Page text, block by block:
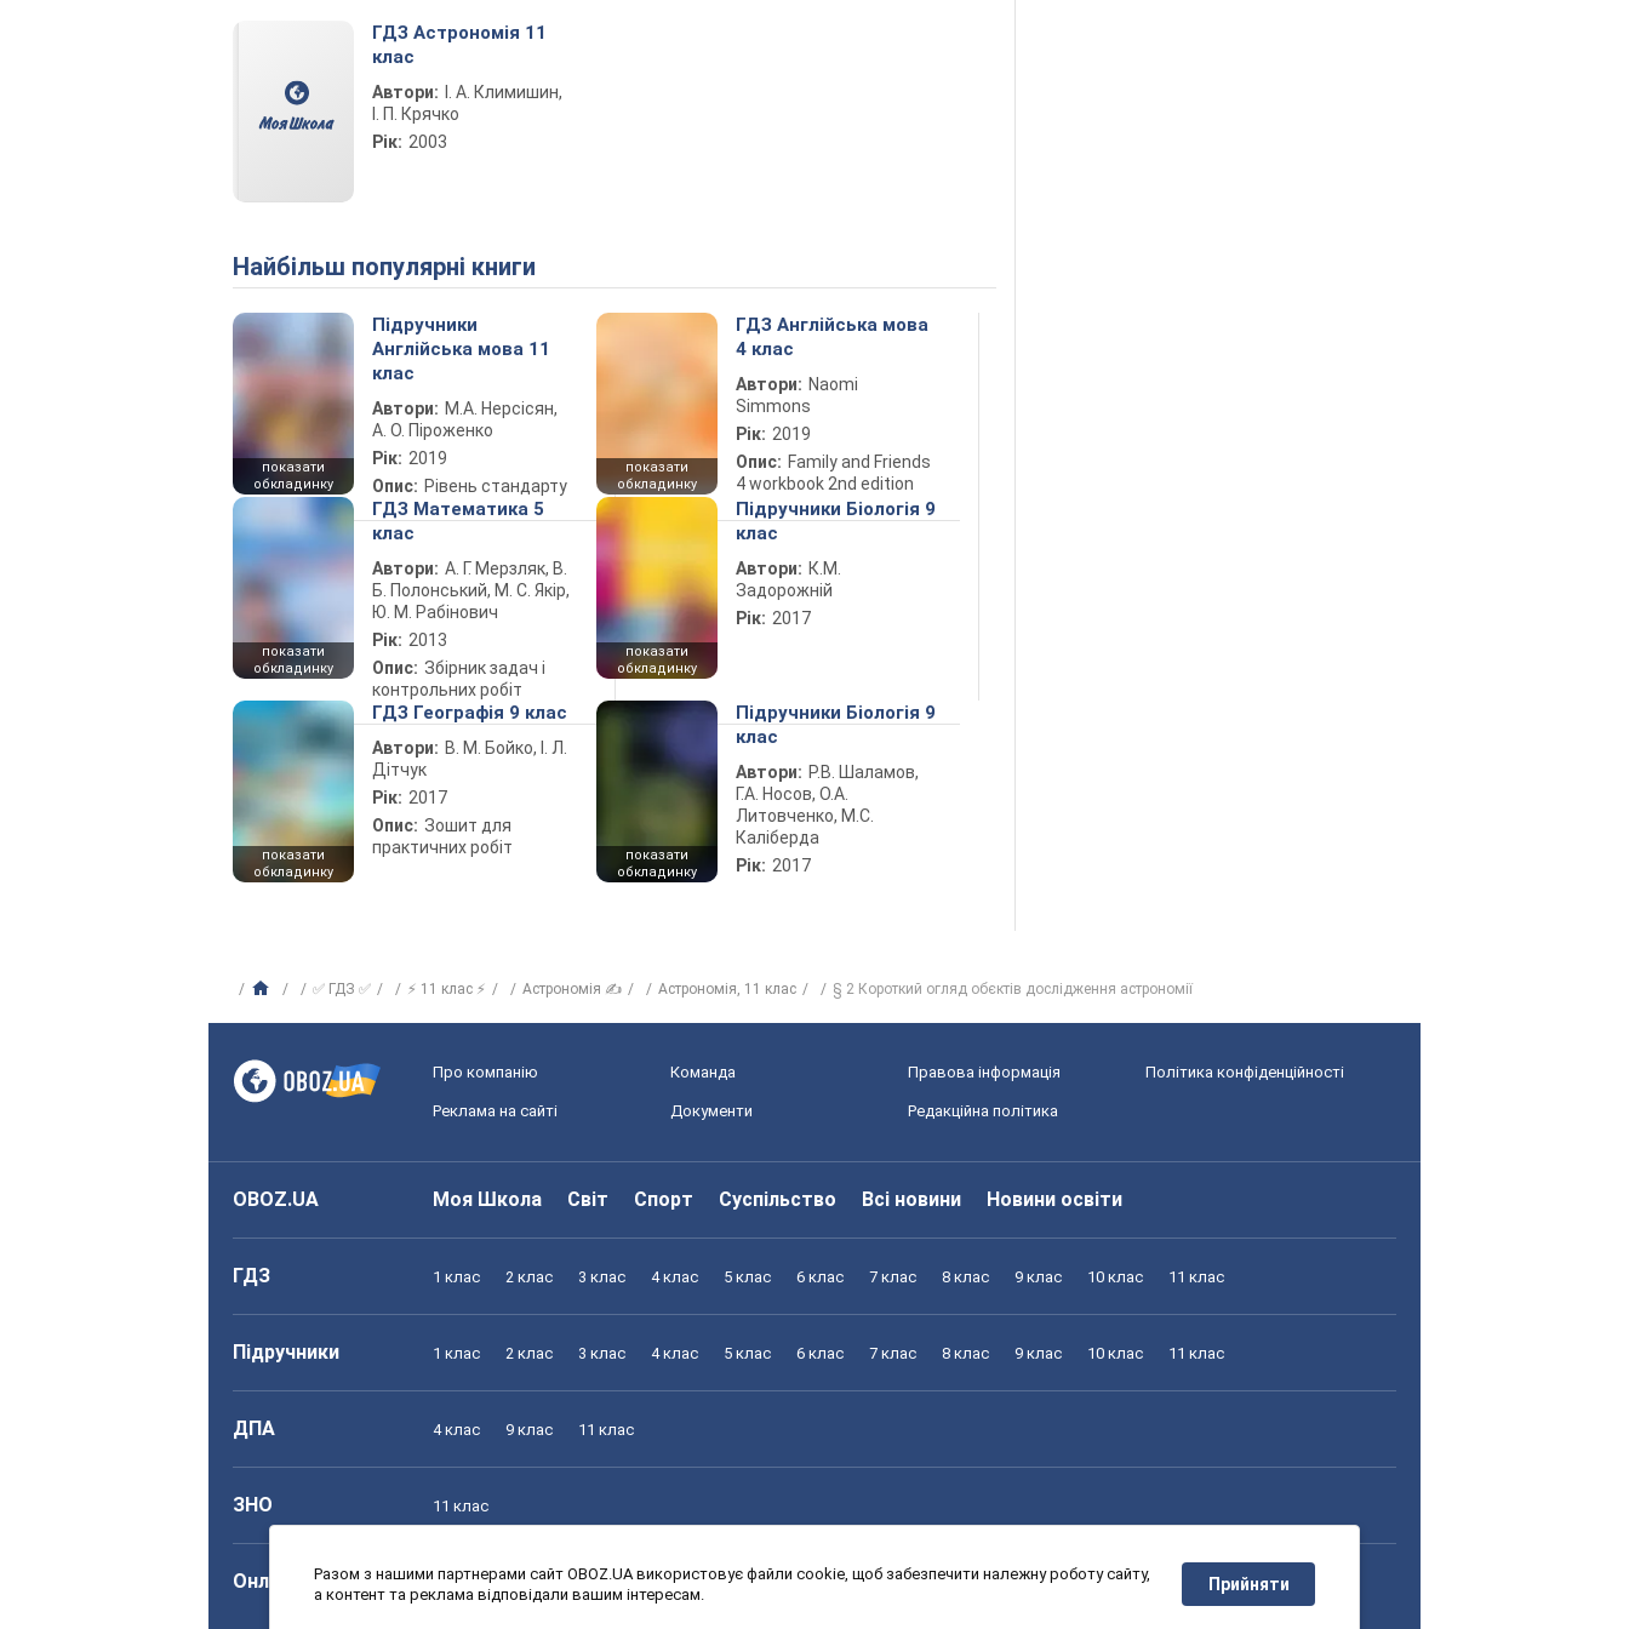
ГДЗ Астрономія 11
клас
Автори:
І. А. Климишин,
І. П. Крячко
Рік: 2003
Найбільш популярні книги
показати
обкладинку
Підручники
Англійська мова 11
клас
Автори: М.А. Нерсісян,
А. О. Піроженко
Рік: 2019
Опис: Рівень стандарту
показати
обкладинку
ГДЗ Англійська мова
4 клас
Автори: Naomi
Simmons
Рік: 2019
Опис: Family and Friends
4 workbook 2nd edition
показати
обкладинку
ГДЗ Математика 5
клас
Автори: А. Г. Мерзляк, В.
Б. Полонський, М. С. Якір,
Ю. М. Рабінович
Рік: 2013
Опис: Збірник задач і
контрольних робіт
показати
обкладинку
Підручники Біологія 9
клас
Автори: К.М.
Задорожній
Рік: 2017
показати
обкладинку
ГДЗ Географія 9 клас
Автори: В. М. Бойко, І. Л.
Дітчук
Рік: 2017
Опис: Зошит для
практичних робіт
показати
обкладинку
Підручники Біологія 9
клас
Автори: Р.В. Шаламов,
Г.А. Носов, О.А.
Литовченко, М.С.
Каліберда
Рік: 2017
✅ ГДЗ ✅ ⚡ 11 клас ⚡ Астрономія ✍ Астрономiя, 11 клас § 2 Короткий огляд обєктів дослідження астрономії
Про компанію Команда Правова інформація Політика конфіденційності
Реклама на сайті Документи Редакційна політика
OBOZ.UA Моя Школа Світ Спорт Суспільство Всі новини Новини освіти
ГДЗ 1 клас 2 клас 3 клас 4 клас 5 клас 6 клас 7 клас 8 клас 9 клас 10 клас 11 клас
Підручники 1 клас 2 клас 3 клас 4 клас 5 клас 6 клас 7 клас 8 клас 9 клас 10 клас 11 клас
ДПА 4 клас 9 клас 11 клас
ЗНО 11 клас
Онлайн уроки 1 клас 2 клас 3 клас 4 клас 5 клас 6 клас 7 клас 8 клас 9 клас 10 клас 11 клас
Разом з нашими партнерами сайт OBOZ.UA використовує файли cookie, щоб забезпечити належну роботу сайту,
а контент та реклама відповідали вашим інтересам.
Прийняти